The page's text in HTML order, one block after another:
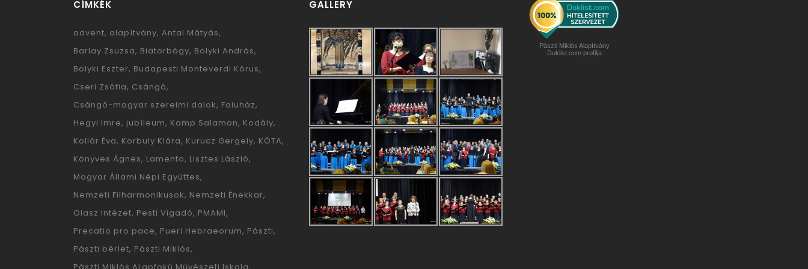
CÍMKÉK
advent alapítvány Antal Mátyás
Barlay Zsuzsa Biatorbágy Bolyki András
Bolyki Eszter Budapesti Monteverdi Kórus
Cseri Zsófia Csángó
Csángó-magyar szerelmi dalok Faluház
Hegyi Imre jubíleum Kamp Salamon Kodály
Kollár Éva Korbuly Klára Kurucz Gergely KÓTA
Könyves Ágnes Lamento Lisztes László
Magyar Állami Népi Együttes
Nemzeti Filharmonikusok Nemzeti Énekkar
Olasz Intézet Pesti Vigadó PMAMI
Precatio pro pace Pueri Hebraeorum Pászti
Pászti bérlet Pászti Miklós
GALLERY
Pászti Miklós Alapítvány
Doklist.com profilja